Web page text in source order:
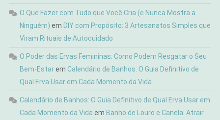
O Que Fazer com Tudo que Você Cria (e Nunca Mostra a
Ninguém) em DIY com Propósito: 3 Artesanatos Simples que
Viram Rituais de Autocuidado
O Poder das Ervas Femininas: Como Podem Resgatar o Seu
Bem-Estarem Calendário de Banhos: O Guia Definitivo de
Qual Erva Usar em Cada Momento da Vida
Calendário de Banhos: O Guia Definitivo de Qual Erva Usar em
Cada Momento da Vida em Banho de Louro e Canela: Atrair